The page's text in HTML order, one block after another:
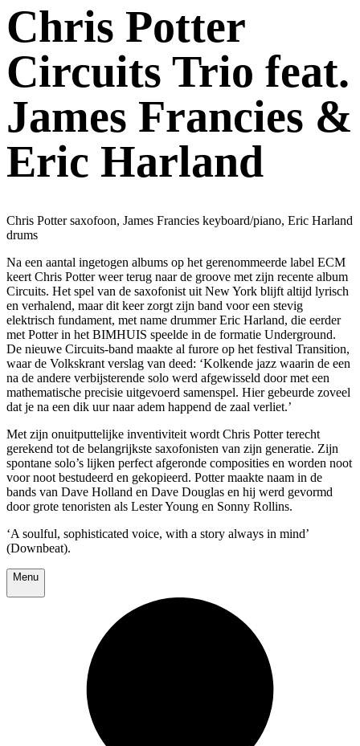
Chris Potter
Circuits Trio feat.
James Francies &
Eric Harland
Chris Potter saxofoon, James Francies keyboard/piano, Eric Harland
drums
Na een aantal ingetogen albums op het gerenommeerde label ECM
keert Chris Potter weer terug naar de groove met zijn recente album
Circuits. Het spel van de saxofonist uit New York blijft altijd lyrisch
en verhalend, maar dit keer zorgt zijn band voor een stevig
elektrisch fundament, met name drummer Eric Harland, die eerder
met Potter in het BIMHUIS speelde in de formatie Underground.
De nieuwe Circuits-band maakte al furore op het festival Transition,
waar de Volkskrant verslag van deed: ‘Kolkende jazz waarin de een
na de andere verbijsterende solo werd afgewisseld door met een
mathematische precisie uitgevoerd samenspel. Hier gebeurde zoveel
dat je na een dik uur naar adem happend de zaal verliet.’
Met zijn onuitputtelijke inventiviteit wordt Chris Potter terecht
gerekend tot de belangrijkste saxofonisten van zijn generatie. Zijn
spontane solo’s lijken perfect afgeronde composities en worden noot
voor noot bestudeerd en gekopieerd. Potter maakte naam in de
bands van Dave Holland en Dave Douglas en hij werd gevormd
door grote tenoristen als Lester Young en Sonny Rollins.
‘A soulful, sophisticated voice, with a story always in mind’
(Downbeat).
Menu